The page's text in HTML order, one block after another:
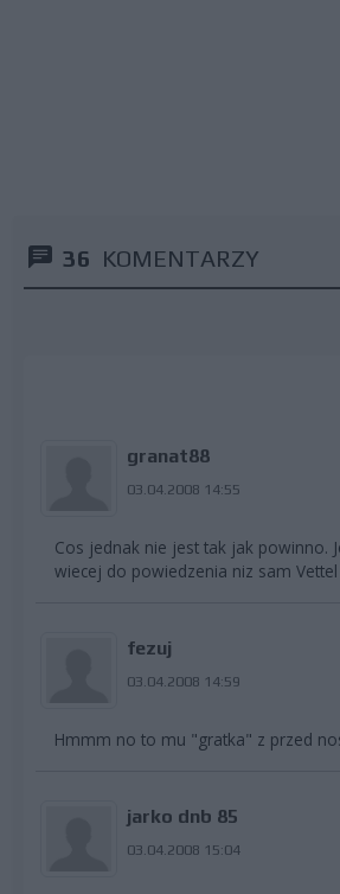
36 KOMENTARZY
granat88
03.04.2008 14:55
Cos jednak nie jest tak jak powinno.
wiecej do powiedzenia niz sam Vettel
fezuj
03.04.2008 14:59
Hmmm no to mu "gratka" z przed
jarko dnb 85
03.04.2008 15:04